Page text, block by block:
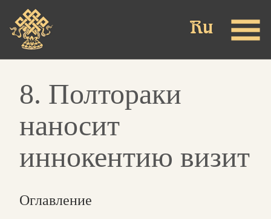
main
content
8. Полтораки
наносит
иннокентию визит
Оглавление